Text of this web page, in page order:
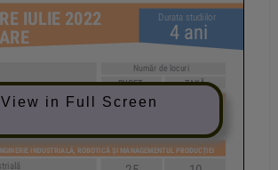
View in Full Screen